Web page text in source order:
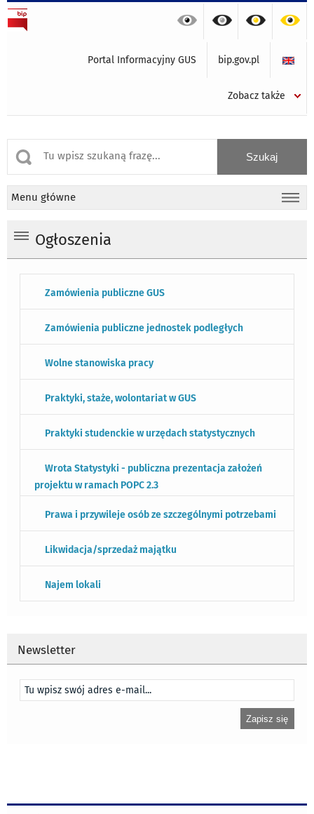
Portal Informacyjny GUS bip.gov.pl
Zobacz także
Menu główne
Ogłoszenia
Zamówienia publiczne GUS
Zamówienia publiczne jednostek podległych
Wolne stanowiska pracy
Praktyki, staże, wolontariat w GUS
Praktyki studenckie w urzędach statystycznych
Wrota Statystyki - publiczna prezentacja założeń
projektu w ramach POPC 2.3
Prawa i przywileje osób ze szczególnymi potrzebami
Likwidacja/sprzedaż majątku
Najem lokali
Newsletter